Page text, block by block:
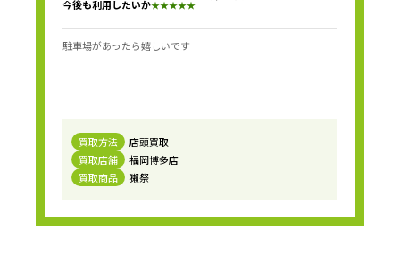
今後も利用したいか★★★★★
駐車場があったら嬉しいです
買取方法
店頭買取
買取店舗
福岡博多店
買取商品
獺祭